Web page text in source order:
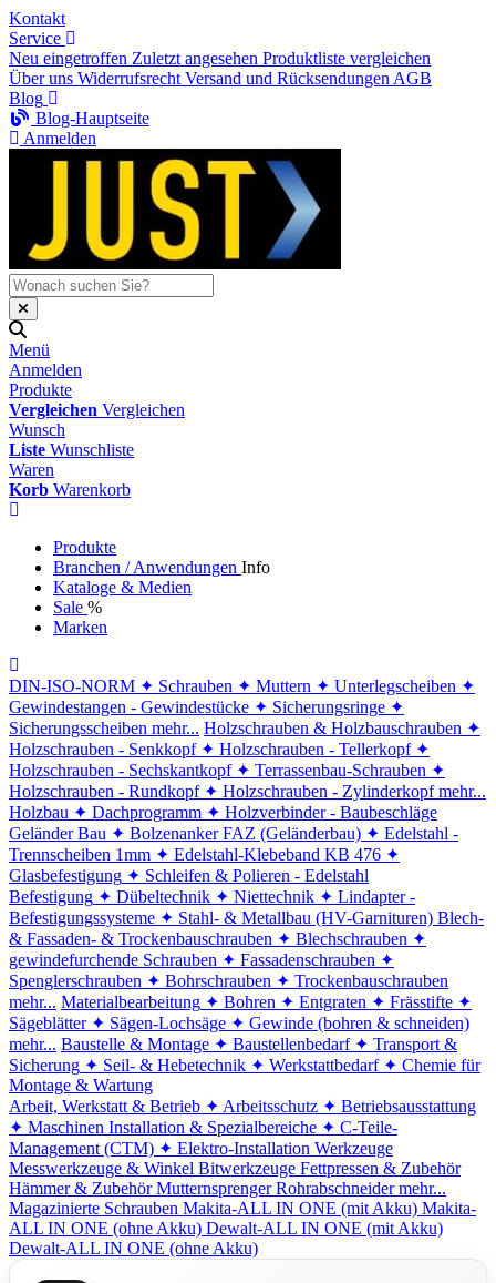
Kontakt
Service
Neu eingetroffen Zuletzt angesehen Produktliste vergleichen
Über uns Widerrufsrecht Versand und Rücksendungen AGB
Blog
Blog-Hauptseite
Anmelden
Menü
Anmelden
Produkte
Vergleichen Vergleichen
Wunsch
Liste Wunschliste
Waren
Korb Warenkorb
Produkte
Branchen / Anwendungen Info
Kataloge & Medien
Sale %
Marken
DIN-ISO-NORM ✦ Schrauben ✦ Muttern ✦ Unterlegscheiben ✦
Gewindestangen - Gewindestücke ✦ Sicherungsringe ✦
Sicherungsscheiben mehr... Holzschrauben & Holzbauschrauben ✦
Holzschrauben - Senkkopf ✦ Holzschrauben - Tellerkopf ✦
Holzschrauben - Sechskantkopf ✦ Terrassenbau-Schrauben ✦
Holzschrauben - Rundkopf ✦ Holzschrauben - Zylinderkopf mehr...
Holzbau ✦ Dachprogramm ✦ Holzverbinder - Baubeschläge
Geländer Bau ✦ Bolzenanker FAZ (Geländerbau) ✦ Edelstahl -
Trennscheiben 1mm ✦ Edelstahl-Klebeband KB 476 ✦
Glasbefestigung ✦ Schleifen & Polieren - Edelstahl
Befestigung ✦ Dübeltechnik ✦ Niettechnik ✦ Lindapter -
Befestigungssysteme ✦ Stahl- & Metallbau (HV-Garnituren) Blech-
& Fassaden- & Trockenbauschrauben ✦ Blechschrauben ✦
gewindefurchende Schrauben ✦ Fassadenschrauben ✦
Spenglerschrauben ✦ Bohrschrauben ✦ Trockenbauschrauben
mehr... Materialbearbeitung ✦ Bohren ✦ Entgraten ✦ Frässtifte ✦
Sägeblätter ✦ Sägen-Lochsäge ✦ Gewinde (bohren & schneiden)
mehr... Baustelle & Montage ✦ Baustellenbedarf ✦ Transport &
Sicherung ✦ Seil- & Hebetechnik ✦ Werkstattbedarf ✦ Chemie für
Montage & Wartung
Arbeit, Werkstatt & Betrieb ✦ Arbeitsschutz ✦ Betriebsausstattung
✦ Maschinen Installation & Spezialbereiche ✦ C-Teile-
Management (CTM) ✦ Elektro-Installation Werkzeuge
Messwerkzeuge & Winkel Bitwerkzeuge Fettpressen & Zubehör
Hämmer & Zubehör Mutternsprenger Rohrabschneider mehr...
Magazinierte Schrauben Makita-ALL IN ONE (mit Akku) Makita-
ALL IN ONE (ohne Akku) Dewalt-ALL IN ONE (mit Akku)
Dewalt-ALL IN ONE (ohne Akku)